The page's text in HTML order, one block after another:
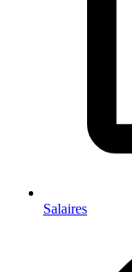
Salaires